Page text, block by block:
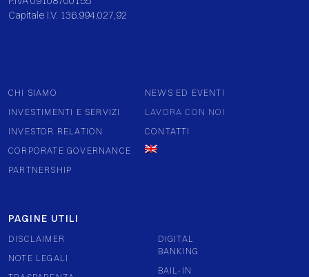
Capitale I.V. 136.994.027,92
CHI SIAMO
INVESTIMENTI E SERVIZI
INVESTOR RELATION
CORPORATE GOVERNANCE
PARTNERSHIP
NEWS ED EVENTI
LAVORA CON NOI
CONTATTI
PAGINE UTILI
DISCLAIMER
NOTE LEGALI
DIGITAL
BANKING
BAIL-IN